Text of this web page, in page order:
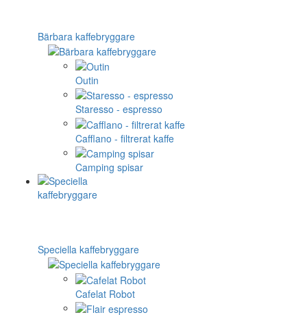
Bärbara kaffebryggare
Outin
Staresso - espresso
Cafflano - filtrerat kaffe
Camping spisar
Speciella kaffebryggare
Cafelat Robot